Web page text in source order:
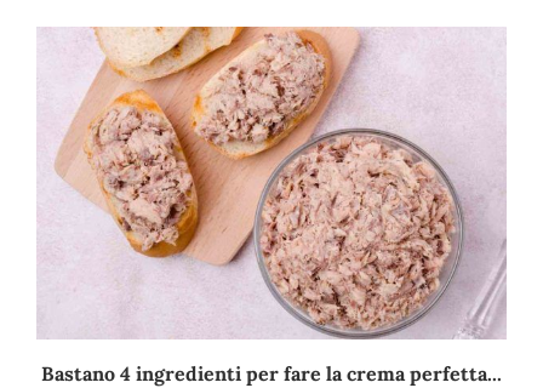
Bastano 4 ingredienti per fare la crema perfetta...